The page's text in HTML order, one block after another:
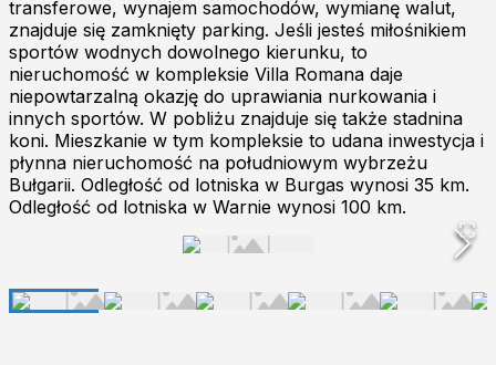
transferowe, wynajem samochodów, wymianę walut,
znajduje się zamknięty parking. Jeśli jesteś miłośnikiem
sportów wodnych dowolnego kierunku, to
nieruchomość w kompleksie Villa Romana daje
niepowtarzalną okazję do uprawiania nurkowania i
innych sportów. W pobliżu znajduje się także stadnina
koni. Mieszkanie w tym kompleksie to udana inwestycja i
płynna nieruchomość na południowym wybrzeżu
Bułgarii. Odległość od lotniska w Burgas wynosi 35 km.
Odległość od lotniska w Warnie wynosi 100 km.